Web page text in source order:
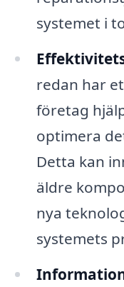
systemet i
redan har
företag
optimera
Detta kan
äldre
nya
systemets